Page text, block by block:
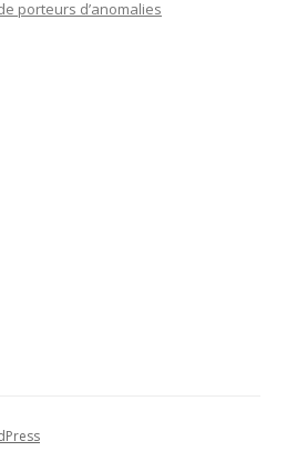
porteurs d’anomalies